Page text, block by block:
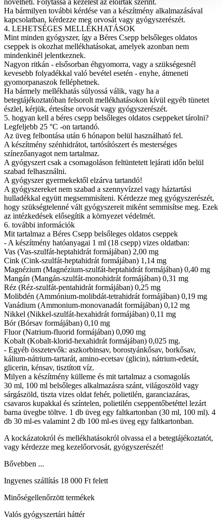
növelheti. Folytassa a kezelést az előírtak szerint.
Ha bármilyen további kérdése van a készítmény alkalmazásával
kapcsolatban, kérdezze meg orvosát vagy gyógyszerészét.
4. LEHETSÉGES MELLÉKHATÁSOK
Mint minden gyógyszer, így a Béres Csepp belsőleges oldatos
cseppek is okozhat mellékhatásokat, amelyek azonban nem
mindenkinél jelentkeznek.
Nagyon ritkán - elsősorban éhgyomorra, vagy a szükségesnél
kevesebb folyadékkal való bevétel esetén - enyhe, átmeneti
gyomorpanaszok felléphetnek.
Ha bármely mellékhatás súlyossá válik, vagy ha a
betegtájékoztatóban felsorolt mellékhatásokon kívül egyéb tünetet
észlel, kérjük, értesítse orvosát vagy gyógyszerészét.
5. hogyan kell a béres csepp belsőleges oldatos cseppeket tárolni?
Legfeljebb 25 °C -on tartandó.
Az üveg felbontása után 6 hónapon belül használható fel.
A készítmény szénhidrátot, tartósítószert és mesterséges
színezőanyagot nem tartalmaz.
A gyógyszert csak a csomagoláson feltüntetett lejárati időn belül
szabad felhasználni.
A gyógyszer gyermekektől elzárva tartandó!
A gyógyszereket nem szabad a szennyvízzel vagy háztartási
hulladékkal együtt megsemmisíteni. Kérdezze meg gyógyszerészét,
hogy szükségtelenné vált gyógyszereit miként semmisítse meg. Ezek
az intézkedések elősegítik a környezet védelmét.
6. további információk
Mit tartalmaz a Béres Csepp belsőleges oldatos cseppek
- A készítmény hatóanyagai 1 ml (18 csepp) vizes oldatban:
Vas (Vas-szulfát-heptahidrát formájában) 2,00 mg
Cink (Cink-szulfát-heptahidrát formájában) 1,14 mg
Magnézium (Magnézium-szulfát-heptahidrát formájában) 0,40 mg
Mangán (Mangán-szulfát-monohidrát formájában) 0,31 mg
Réz (Réz-szulfát-pentahidrát formájában) 0,25 mg
Molibdén (Ammónium-molibdát-tetrahidrát formájában) 0,19 mg
Vanádium (Ammonium-monovanadát formájában) 0,12 mg
Nikkel (Nikkel-szulfát-hexahidrát formájában) 0,11 mg
Bór (Bórsav formájában) 0,10 mg
Fluor (Natrium-fluorid formájában) 0,090 mg
Kobalt (Kobalt-klorid-hexahidrát formájában) 0,025 mg.
- Egyéb összetevők: aszkorbinsav, borostyánkősav, borkősav,
kálium-nátrium-tartarát, amino-ecetsav (glicin), nátrium-edetát,
glicerin, kénsav, tisztított víz.
Milyen a készítmény külleme és mit tartalmaz a csomagolás
30 ml, 100 ml belsőleges alkalmazásra szánt, világoszöld vagy
sárgászöld, tiszta vizes oldat fehér, polietilén, garanciazáras,
csavaros kupakkal és színtelen, polietilén cseppentőbetéttel lezárt
barna üvegbe töltve. 1 db üveg egy faltkartonban (30 ml, 100 ml). 4
db 30 ml-es valamint 2 db 100 ml-es üveg egy faltkartonban.
A kockázatokról és mellékhatásokról olvassa el a betegtájékoztatót,
vagy kérdezze meg kezelőorvosát, gyógyszerészét!
Bővebben ...
Ingyenes szállítás 18 000 Ft felett
Minőségellenőrzött termékek
Valós gyógyszertári háttér